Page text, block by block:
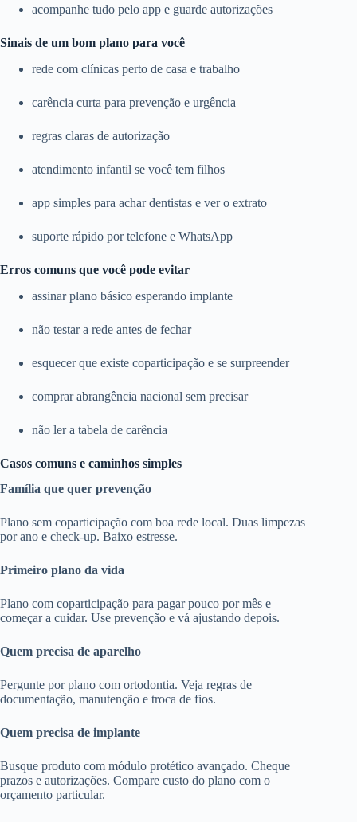
acompanhe tudo pelo app e guarde autorizações
Sinais de um bom plano para você
rede com clínicas perto de casa e trabalho
carência curta para prevenção e urgência
regras claras de autorização
atendimento infantil se você tem filhos
app simples para achar dentistas e ver o extrato
suporte rápido por telefone e WhatsApp
Erros comuns que você pode evitar
assinar plano básico esperando implante
não testar a rede antes de fechar
esquecer que existe coparticipação e se surpreender
comprar abrangência nacional sem precisar
não ler a tabela de carência
Casos comuns e caminhos simples
Família que quer prevenção
Plano sem coparticipação com boa rede local. Duas limpezas
por ano e check-up. Baixo estresse.
Primeiro plano da vida
Plano com coparticipação para pagar pouco por mês e
começar a cuidar. Use prevenção e vá ajustando depois.
Quem precisa de aparelho
Pergunte por plano com ortodontia. Veja regras de
documentação, manutenção e troca de fios.
Quem precisa de implante
Busque produto com módulo protético avançado. Cheque
prazos e autorizações. Compare custo do plano com o
orçamento particular.